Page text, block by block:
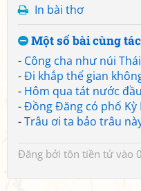
In bài thơ
Một số bài cùng
- Công cha như núi
-Đi khắp thế gian
- Hôm qua tát nước
-Đồng Đăng có phố Kỳ
-Trâu ơi ta bảo trâu
Đăng bởi tôn tiền tửvào